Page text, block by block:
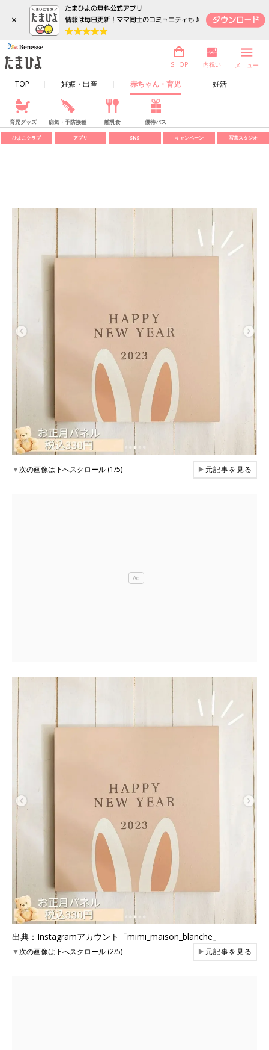
×
TOP 妊娠・出産 赤ちゃん・育児 妊活
SHOP 内祝い メニュー
育児グッズ 病気・予防接種 離乳食 優待パス
ひよこクラブ アプリ SNS キャンペーン 写真スタジオ
▼次の画像は下へスクロール (1/5) ▶元記事を見る
出典：Instagramアカウント「mimi_maison_blanche」
▼次の画像は下へスクロール (2/5) ▶元記事を見る